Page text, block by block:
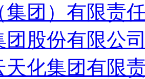
集团）有限责
团股份有限公
天化集团有限